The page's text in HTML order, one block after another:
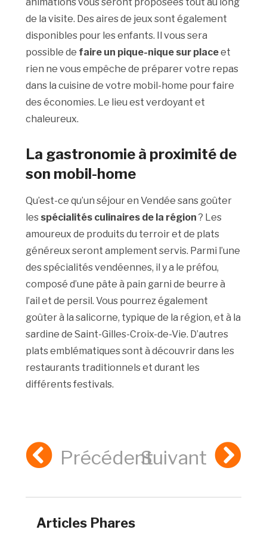
de la visite. Des aires de jeux sont également
disponibles pour les enfants. Il vous sera
possible de faire un pique-nique sur placeet
rien ne vous empêche de préparer votre repas
dans la cuisine de votre mobil-home pour faire
des économies. Le lieu est verdoyant et
chaleureux.
La gastronomie à proximité de
son mobil-home
Qu’est-ce qu’un séjour en Vendée sans goûter
les spécialités culinaires de la région ? Les
amoureux de produits du terroir et de plats
généreux seront amplement servis. Parmi l’une
des spécialités vendéennes, il y a le préfou,
composé d’une pâte à pain garni de beurre à
l’ail et de persil. Vous pourrez également
goûter à la salicorne, typique de la région, et à la
sardine de Saint-Gilles-Croix-de-Vie. D’autres
plats emblématiques sont à découvrir dans les
restaurants traditionnels et durant les
différents festivals.
PrécédentSuivant
Articles Phares